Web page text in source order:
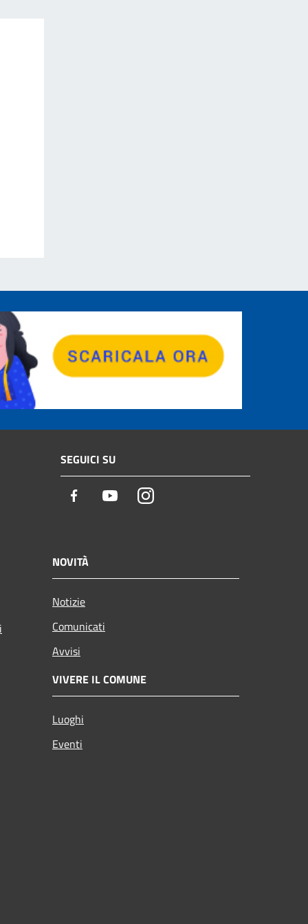
SEGUICI SU
Facebook YoutubeInstagram
NOVITÀ
Notizie
Comunicati
Avvisi
VIVERE IL COMUNE
Luoghi
Eventi